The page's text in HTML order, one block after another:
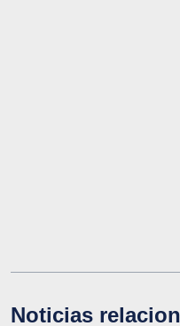
Noticias